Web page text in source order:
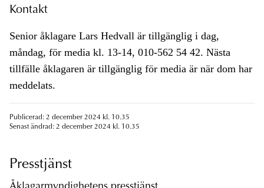
Kontakt
Senior åklagare Lars Hedvall är tillgänglig i dag,
måndag, för media kl. 13-14, 010-562 54 42. Nästa
tillfälle åklagaren är tillgänglig för media är när dom har
meddelats.
Publicerad: 2 december 2024 kl. 10.35
Senast ändrad: 2 december 2024 kl. 10.35
Presstjänst